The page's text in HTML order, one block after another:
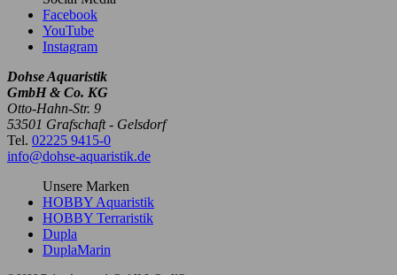
Facebook
YouTube
Instagram
Dohse Aquaristik
GmbH & Co. KG
Otto-Hahn-Str. 9
53501 Grafschaft - Gelsdorf
Tel. 02225 9415-0
info@dohse-aquaristik.de
Unsere Marken
HOBBY Aquaristik
HOBBY Terraristik
Dupla
DuplaMarin